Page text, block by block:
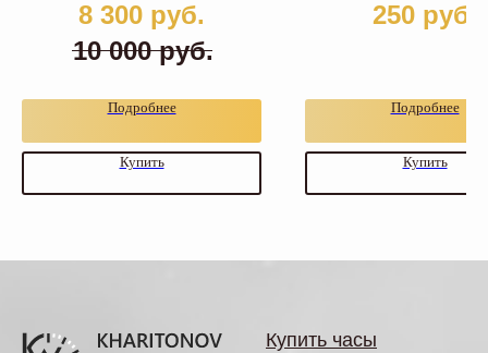
наручных часов
8 300 руб.
10 000 руб.
Подробнее
Купить
250 руб.
Подробнее
Купить
Купить часы